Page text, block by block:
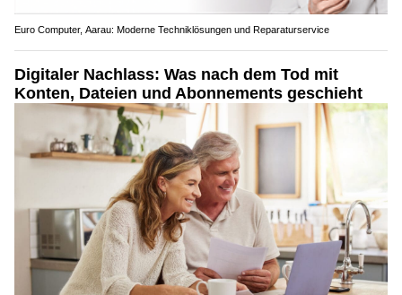
Euro Computer, Aarau: Moderne Techniklösungen und Reparaturservice
Digitaler Nachlass: Was nach dem Tod mit
Konten, Dateien und Abonnements geschieht